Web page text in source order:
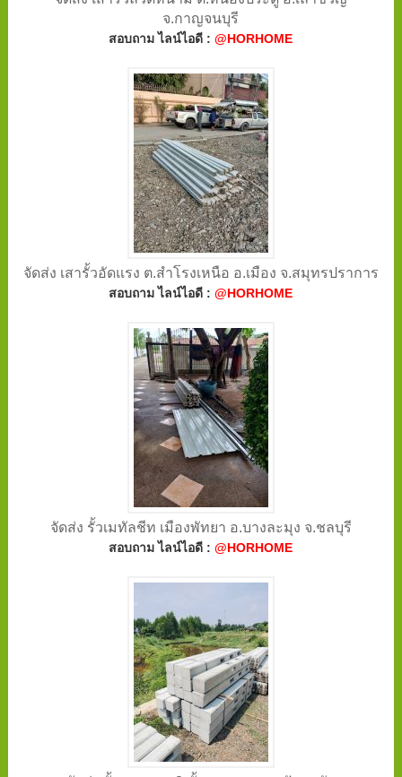
จ.กาญจนบุรี
สอบถาม ไลน์ไอดี :@HORHOME
จัดส่ง เสารั้วอัดแรง ต.สำโรงเหนือ อ.เมือง จ.สมุทรปราการ
สอบถาม ไลน์ไอดี :@HORHOME
จัดส่ง รั้วเมทัลชีท เมืองพัทยา อ.บางละมุง จ.ชลบุรี
สอบถาม ไลน์ไอดี :@HORHOME